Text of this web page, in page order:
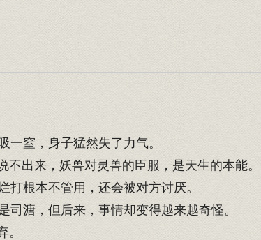
窒，身子猛然失了力气。
出来，妖兽对灵兽的臣服，是天生的本能。
根本不管用，还会被对方讨厌。
溏，但后来，事情却变得越来越奇怪。